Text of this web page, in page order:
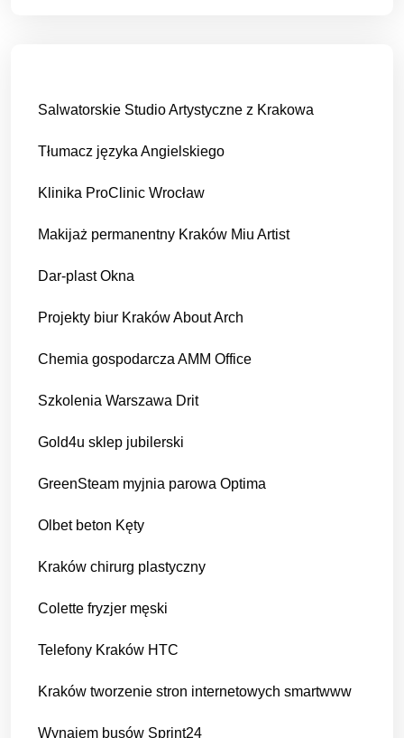
Salwatorskie Studio Artystyczne z Krakowa
Tłumacz języka Angielskiego
Klinika ProClinic Wrocław
Makijaż permanentny Kraków Miu Artist
Dar-plast Okna
Projekty biur Kraków About Arch
Chemia gospodarcza AMM Office
Szkolenia Warszawa Drit
Gold4u sklep jubilerski
GreenSteam myjnia parowa Optima
Olbet beton Kęty
Kraków chirurg plastyczny
Colette fryzjer męski
Telefony Kraków HTC
Kraków tworzenie stron internetowych smartwww
Wynajem busów Sprint24